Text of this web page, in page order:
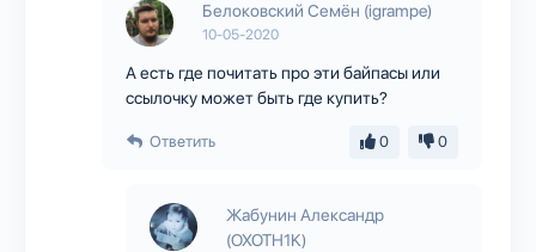
Белоковский Семён (igrampe)
10-05-2020
А есть где почитать про эти байпасы или
ссылочку может быть где купить?
Ответить 0 0
Жабунин Александр
(OXOTH1K)